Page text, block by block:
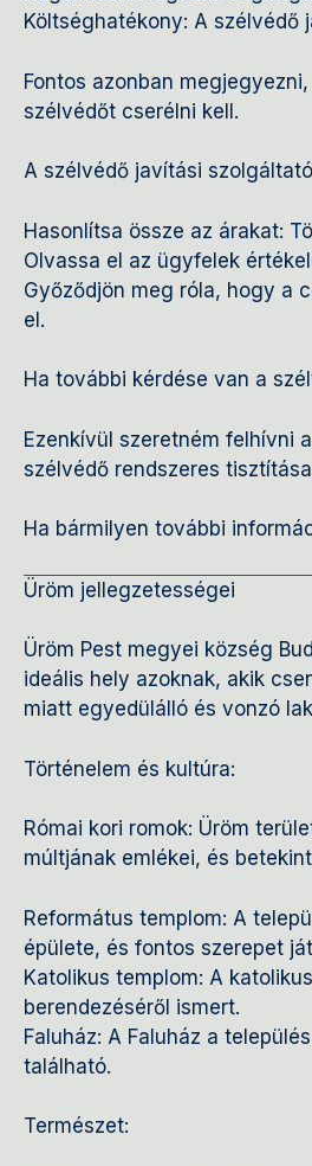
Költséghatékony: A szélvédő
Fontos azonban
szélvédőt cserélni kell.
A szélvédő javítási
Hasonlítsa össze az árakat:
Olvassa el az ügyfelek
Győződjön meg róla, hogy a
el.
Ha további kérdése van a
Ezenkívül szeretném felhívni
szélvédő rendszeres
Ha bármilyen további
Üröm jellegzetességei
Üröm Pest megyei község
ideális hely azoknak, akik
miatt egyedülálló és vonzó
Történelem és kultúra:
Római kori romok: Üröm
múltjának emlékei, és
Református templom: A
épülete, és fontos szerepet
Katolikus templom: A
berendezéséről ismert.
Faluház: A Faluház a
található.
Természet: